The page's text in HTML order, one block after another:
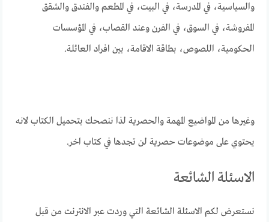
والسياسية، في المدرسة، في البيت، في المطعم والفندق والشقق
المفروشة، في السوق، في الفرن وعند القصاب، في المؤسسات
الحكومية، اللصوص، بطاقة الاقامة، بين افراد العائلة.
وغيرها من المواضيع المهمة والحصرية لذا ننصحك بتحميل الكتاب لانه
يحتوي على موضوعات حصرية لن تجدها في كتاب اخر.
الاسئلة الشائعة
نستعرض لكم الاسئلة الشائعة التي وردت عبر الانترنت من قبل